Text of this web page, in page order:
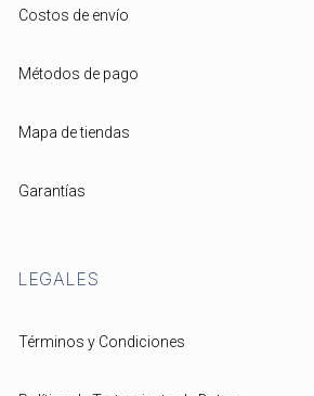
Costos de envío
Métodos de pago
Mapa de tiendas
Garantías
LEGALES
Términos y Condiciones